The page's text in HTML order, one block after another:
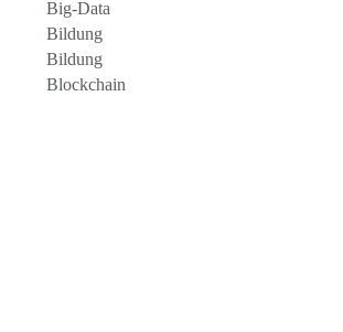
Big-Data
Bildung
Bildung
Blockchain